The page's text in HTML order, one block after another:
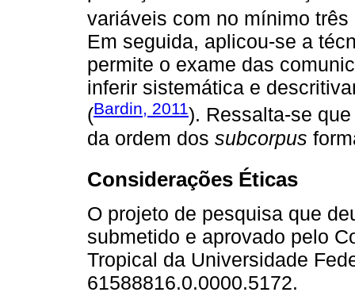
variáveis com no mínimo
Em seguida, aplicou-se a
permite o exame das
inferir sistemática e
(Bardin, 2011). Ressalta-se
da ordem dos subcorpus
Considerações Éticas
O projeto de pesquisa que
submetido e aprovado pelo
Tropical da Universidade
61588816.0.0000.5172.